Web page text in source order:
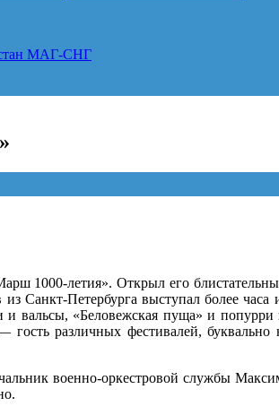
МАГ-СНГ
1000-летия». Открыл его
Санкт-Петербурга выступал более часа
вальсы, «Беловежская пуща» и
различных фестивалей, буквально
военно-оркестровой службы